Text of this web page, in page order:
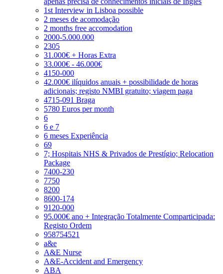
1st Interview in Lisboa possible
2 meses de acomodação
2 months free accomodation
2000-5.000.000
2305
31.000€ + Horas Extra
33.000€ - 46.000€
4150-000
42.000€ ilíquidos anuais + possibilidade de horas
adicionais; registo NMBI gratuito; viagem paga
4715-091 Braga
5780 Euros per month
6
6 e 7
6 meses Experiência
69
7; Hospitais NHS & Privados de Prestígio; Relocation
Package
7400-230
7750
8200
8600-174
9120-000
95.000€ ano + Integração Totalmente Comparticipada:
Registo Ordem
958754521
a&e
A&E Nurse
A&E-Accident and Emergency
ABA